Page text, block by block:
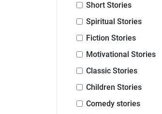
Short Stories
Spiritual Stories
Fiction Stories
Motivational Stories
Classic Stories
Children Stories
Comedy stories